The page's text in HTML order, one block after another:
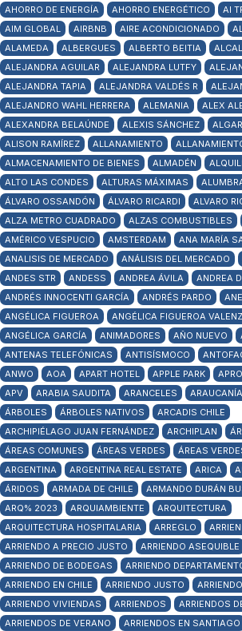
AHORRO DE ENERGÍA AHORRO ENERGÉTICO
AI
AIM GLOBAL
AIRBNB AIRE ACONDICIONADO
ALAMEDA
ALBERGUES ALBERTO BEITIA
ALEJANDRA AGUILAR
ALEJANDRA LUTFY
ALEJANDRA TAPIA
ALEJANDRA VALDÉS R
ALEJANDRO WAHL HERRERA
ALEMANIA
ALEX
ALEXANDRA BELAÚNDE
ALEXIS SÁNCHEZ
ALISON RAMÍREZ
ALLANAMIENTO
ALMACENAMIENTO DE BIENES
ALMADÉN
ALTO LAS CONDES
ALTURAS MÁXIMAS
ÁLVARO OSSANDÓN
ÁLVARO RICARDI
ALVARO
ALZA METRO CUADRADO
ALZAS COMBUSTIBLES
AMÉRICO VESPUCIO
AMSTERDAM ANA MARÍA
ANALISIS DE MERCADO
ANÁLISIS DEL MERCADO
ANDES STR
ANDESS ANDREA ÁVILA ANDREA
ANDRÉS INNOCENTI GARCÍA
ANDRÉS PARDO
ANGÉLICA FIGUEROA
ANGÉLICA FIGUEROA
ANGÉLICA GARCÍA
ANIMADORES AÑO NUEVO
ANTENAS TELEFÓNICAS
ANTISÍSMOCO
ANWO
AOA APART HOTEL APPLE PARK
APV
ARABIA SAUDITA ARANCELES ARAUCANÍA
ÁRBOLES
ÁRBOLES NATIVOS
ARCADIS CHILE
ARCHIPIÉLAGO JUAN FERNÁNDEZ
ARCHIPLAN
ÁREAS COMUNES
ÁREAS VERDES
ÁREAS
ARGENTINA
ARGENTINA REAL ESTATE ARICA
ÁRIDOS
ARMADA DE CHILE ARMANDO DURÁN
ARQ% 2023
ARQUIAMBIENTE
ARQUITECTURA
ARQUITECTURA HOSPITALARIA
ARREGLO
ARRIENDO A PRECIO JUSTO
ARRIENDO ASEQUIBLE
ARRIENDO DE BODEGAS
ARRIENDO
ARRIENDO EN CHILE
ARRIENDO JUSTO
ARRIENDO VIVIENDAS
ARRIENDOS
ARRIENDOS
ARRIENDOS DE VERANO
ARRIENDOS EN SANTIAGO